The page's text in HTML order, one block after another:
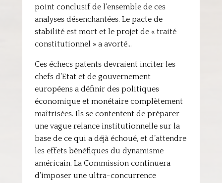
point conclusif de l’ensemble de ces
analyses désenchantées. Le pacte de
stabilité est mort et le projet de « traité
constitutionnel » a avorté…
Ces échecs patents devraient inciter les
chefs d’Etat et de gouvernement
européens a définir des politiques
économique et monétaire complètement
maîtrisées. Ils se contentent de préparer
une vague relance institutionnelle sur la
base de ce qui a déjà échoué, et d’attendre
les effets bénéfiques du dynamisme
américain. La Commission continuera
d’imposer une ultra-concurrence